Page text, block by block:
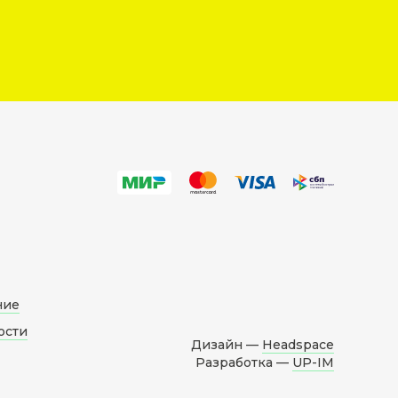
Дизайн — Headspace
Разработка — UP-IM